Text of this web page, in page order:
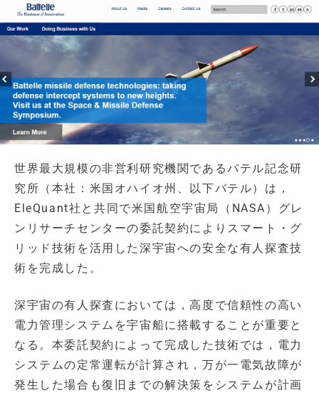
世界最大規模の非営利研究機関であるバテル記念研
究所（本社：米国オハイオ州、以下バテル）は，
EleQuant社と共同で米国航空宇宙局（NASA）グレ
ンリサーチセンターの委託契約によりスマート・グ
リッド技術を活用した深宇宙への安全な有人探査技
術を完成した。
深宇宙の有人探査においては，高度で信頼性の高い
電力管理システムを宇宙船に搭載することが重要と
なる。本委託契約によって完成した技術では，電力
システムの定常運転が計算され，万が一電気故障が
発生した場合も復旧までの解決策をシステムが計画